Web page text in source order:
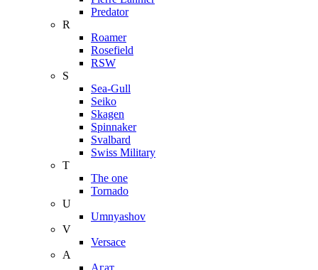
Predator
R
Roamer
Rosefield
RSW
S
Sea-Gull
Seiko
Skagen
Spinnaker
Svalbard
Swiss Military
T
The one
Tornado
U
Umnyashov
V
Versace
А
Агат